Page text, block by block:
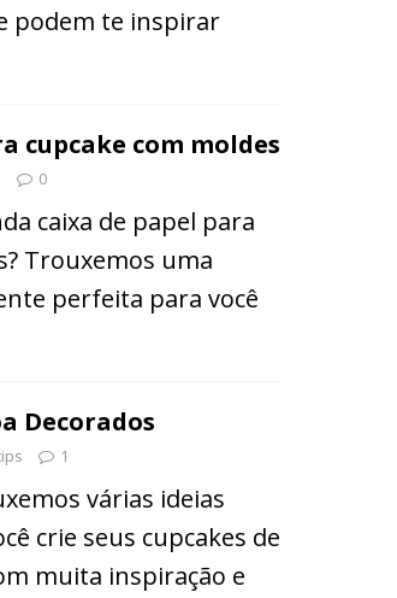
podem te inspirar
cupcake com moldes
0
caixa de papel para
Trouxemos uma
perfeita para você
Decorados
1
várias ideias
crie seus cupcakes de
muita inspiração e